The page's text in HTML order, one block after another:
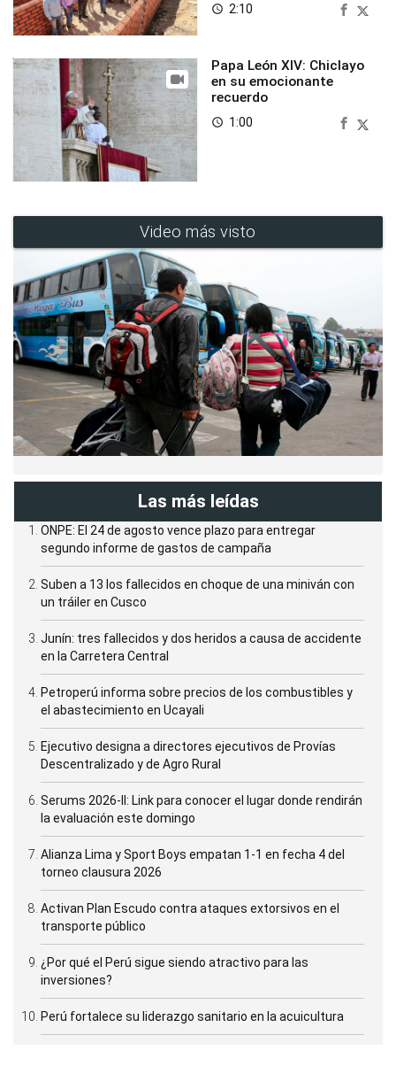
access_time 2:10
Papa León XIV: Chiclayo
en su emocionante
recuerdo
access_time 1:00
Video más visto
Las más leídas
ONPE: El 24 de agosto vence plazo para entregar
segundo informe de gastos de campaña
Suben a 13 los fallecidos en choque de una miniván con
un tráiler en Cusco
Junín: tres fallecidos y dos heridos a causa de accidente
en la Carretera Central
Petroperú informa sobre precios de los combustibles y
el abastecimiento en Ucayali
Ejecutivo designa a directores ejecutivos de Provías
Descentralizado y de Agro Rural
Serums 2026-II: Link para conocer el lugar donde rendirán
la evaluación este domingo
Alianza Lima y Sport Boys empatan 1-1 en fecha 4 del
torneo clausura 2026
Activan Plan Escudo contra ataques extorsivos en el
transporte público
¿Por qué el Perú sigue siendo atractivo para las
inversiones?
Perú fortalece su liderazgo sanitario en la acuicultura